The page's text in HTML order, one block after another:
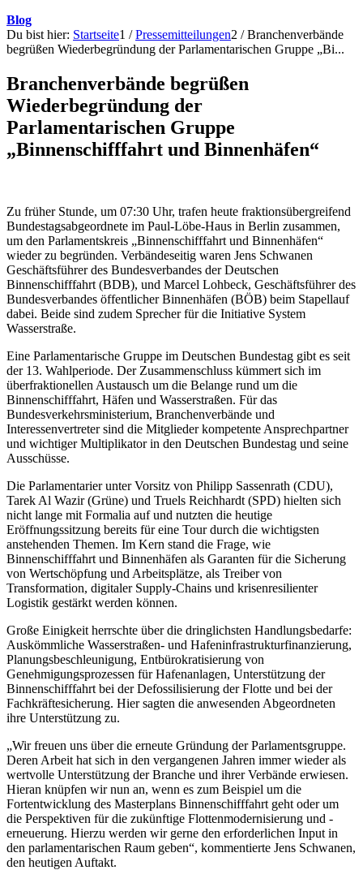
Blog
Du bist hier: Startseite1 / Pressemitteilungen2 / Branchenverbände
begrüßen Wiederbegründung der Parlamentarischen Gruppe „Bi...
Branchenverbände begrüßen
Wiederbegründung der
Parlamentarischen Gruppe
„Binnenschifffahrt und Binnenhäfen“
Zu früher Stunde, um 07:30 Uhr, trafen heute fraktionsübergreifend
Bundestagsabgeordnete im Paul-Löbe-Haus in Berlin zusammen,
um den Parlamentskreis „Binnenschifffahrt und Binnenhäfen“
wieder zu begründen. Verbändeseitig waren Jens Schwanen
Geschäftsführer des Bundesverbandes der Deutschen
Binnenschifffahrt (BDB), und Marcel Lohbeck, Geschäftsführer des
Bundesverbandes öffentlicher Binnenhäfen (BÖB) beim Stapellauf
dabei. Beide sind zudem Sprecher für die Initiative System
Wasserstraße.
Eine Parlamentarische Gruppe im Deutschen Bundestag gibt es seit
der 13. Wahlperiode. Der Zusammenschluss kümmert sich im
überfraktionellen Austausch um die Belange rund um die
Binnenschifffahrt, Häfen und Wasserstraßen. Für das
Bundesverkehrsministerium, Branchenverbände und
Interessenvertreter sind die Mitglieder kompetente Ansprechpartner
und wichtiger Multiplikator in den Deutschen Bundestag und seine
Ausschüsse.
Die Parlamentarier unter Vorsitz von Philipp Sassenrath (CDU),
Tarek Al Wazir (Grüne) und Truels Reichhardt (SPD) hielten sich
nicht lange mit Formalia auf und nutzten die heutige
Eröffnungssitzung bereits für eine Tour durch die wichtigsten
anstehenden Themen. Im Kern stand die Frage, wie
Binnenschifffahrt und Binnenhäfen als Garanten für die Sicherung
von Wertschöpfung und Arbeitsplätze, als Treiber von
Transformation, digitaler Supply-Chains und krisenresilienter
Logistik gestärkt werden können.
Große Einigkeit herrschte über die dringlichsten Handlungsbedarfe:
Auskömmliche Wasserstraßen- und Hafeninfrastrukturfinanzierung,
Planungsbeschleunigung, Entbürokratisierung von
Genehmigungsprozessen für Hafenanlagen, Unterstützung der
Binnenschifffahrt bei der Defossilisierung der Flotte und bei der
Fachkräftesicherung. Hier sagten die anwesenden Abgeordneten
ihre Unterstützung zu.
„Wir freuen uns über die erneute Gründung der Parlamentsgruppe.
Deren Arbeit hat sich in den vergangenen Jahren immer wieder als
wertvolle Unterstützung der Branche und ihrer Verbände erwiesen.
Hieran knüpfen wir nun an, wenn es zum Beispiel um die
Fortentwicklung des Masterplans Binnenschifffahrt geht oder um
die Perspektiven für die zukünftige Flottenmodernisierung und -
erneuerung. Hierzu werden wir gerne den erforderlichen Input in
den parlamentarischen Raum geben“, kommentierte Jens Schwanen,
den heutigen Auftakt.